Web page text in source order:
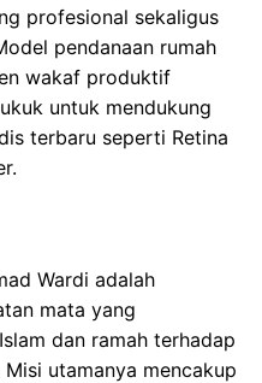
profesional sekaligus
pendanaan rumah
wakaf produktif
untuk mendukung
terbaru seperti Retina
Wardi adalah
mata yang
dan ramah terhadap
utamanya mencakup